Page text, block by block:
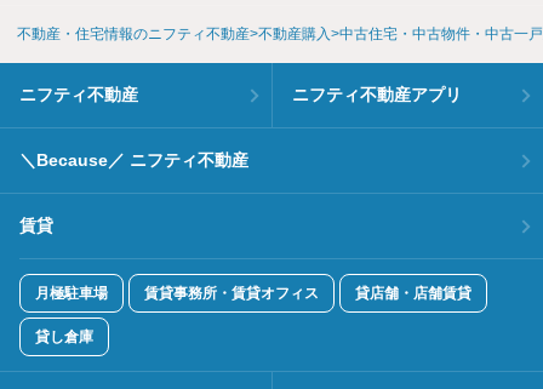
不動産・住宅情報のニフティ不動産 不動産購入 中古住宅・中古物件・中古一
ニフティ不動産 ニフティ不動産アプリ
＼Because／ ニフティ不動産
賃貸
月極駐車場 賃貸事務所・賃貸オフィス 貸店舗・店舗賃貸
貸し倉庫